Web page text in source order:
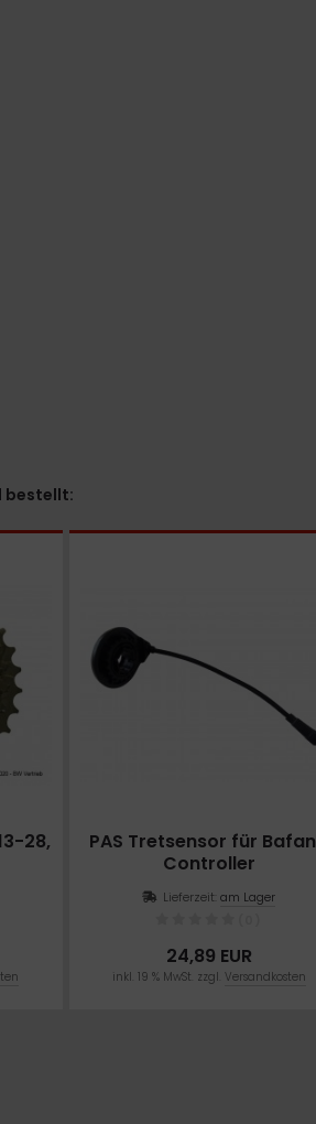
bestellt:
28,
PAS Tretsensor für
Controller
Lieferzeit:am Lager
24,89 EUR
inkl. 19 % MwSt. zzgl. Versandkosten